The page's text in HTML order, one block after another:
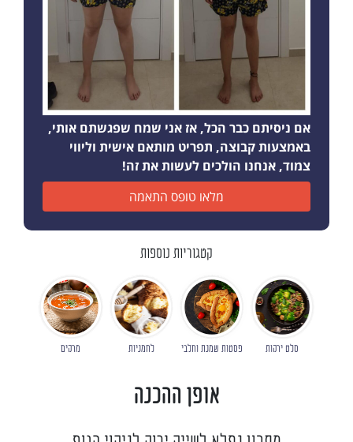
אם ניסיתם כבר הכל, אז אני שמח שפגשתם אותי,
באמצעות קבוצה, תפריט מותאם אישית וליווי
צמוד, אנחנו הולכים לעשות את זה!
מלאו טופס התאמה
קטגוריות נוספות
סלט ירקות פסטות שמנת וחלבי לחמניות מרקים
אופן ההכנה